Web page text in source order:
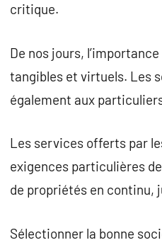
critique.
De nos jours,
tangibles et virtuels. Les
également aux
Les services offerts par
exigences particulières
de propriétés en continu,
Sélectionner la bonne